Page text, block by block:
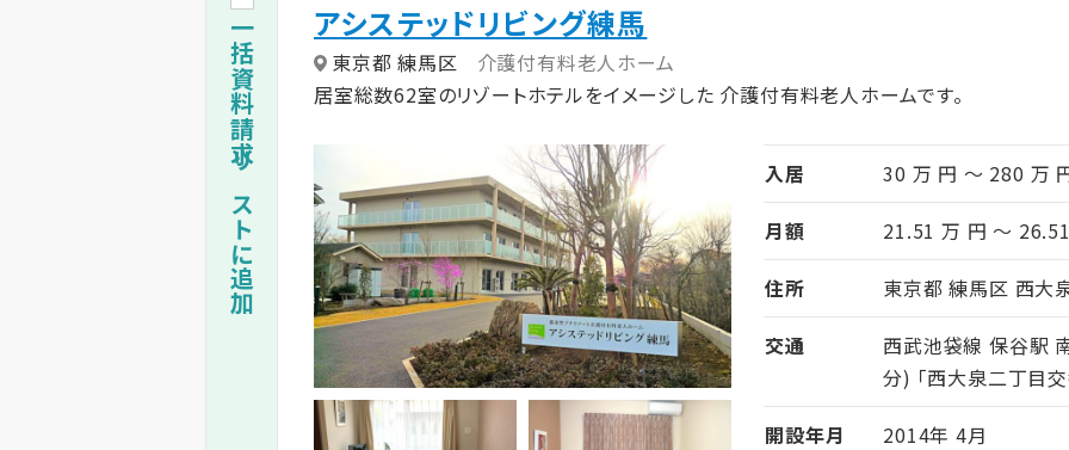
アシステッドリビング練馬
東京都 練馬区
介護付有料老人ホーム
居室総数62室のリゾートホテルをイメージした 介護付有料老人ホームです。
入居
30 万 円 ～ 280 万
月額
21.51 万 円 ～
住所
東京都 練馬区 西大
交通
西武池袋線 保谷駅
分) ｢西大泉二丁目
開設年月
2014年 4月
一括資料請求リストに追加